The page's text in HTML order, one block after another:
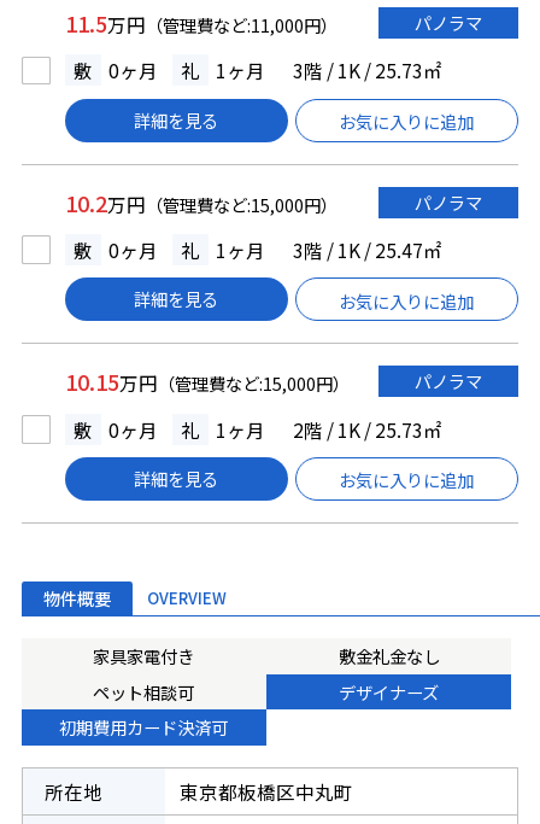
11.5万円 （管理費など:11,000円） パノラマ
敷 0ヶ月 礼 1ヶ月 3階 / 1K / 25.73㎡
詳細を見る お気に入りに追加
10.2万円 （管理費など:15,000円） パノラマ
敷 0ヶ月 礼 1ヶ月 3階 / 1K / 25.47㎡
詳細を見る お気に入りに追加
10.15万円 （管理費など:15,000円） パノラマ
敷 0ヶ月 礼 1ヶ月 2階 / 1K / 25.73㎡
詳細を見る お気に入りに追加
物件概要 OVERVIEW
家具家電付き
敷金礼金なし
ペット相談可
デザイナーズ
初期費用カード決済可
所在地 東京都板橋区中丸町